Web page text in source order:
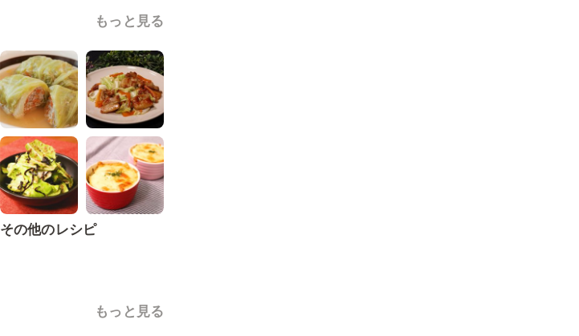
もっと見る
その他のレシピ
もっと見る